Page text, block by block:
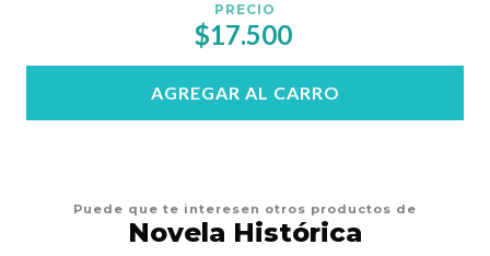
PRECIO
$17.500
AGREGAR AL CARRO
Puede que te interesen otros productos de
Novela Histórica